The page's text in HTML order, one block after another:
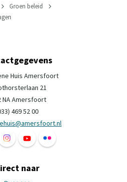
Groen beleid
Huis Amersfoort
21
NA Amersfoort
469 52 00
ons op Facebook Het Groene Huis
Volg ons op Instagram Het Groene
Volg ons op YouTube Het
Volg ons op Flickr Het
naar